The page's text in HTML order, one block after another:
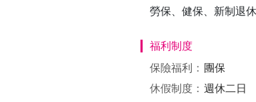
勞保、健保、新制退
福利制度
保險福利： 團保
休假制度： 週休二日